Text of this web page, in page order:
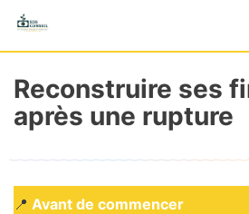
Reconstruire ses
après une rupture
📍 Avant de commencer